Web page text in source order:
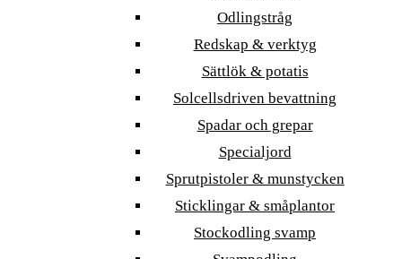
Odlingstråg
Redskap & verktyg
Sättlök & potatis
Solcellsdriven bevattning
Spadar och grepar
Specialjord
Sprutpistoler & munstycken
Sticklingar & småplantor
Stockodling svamp